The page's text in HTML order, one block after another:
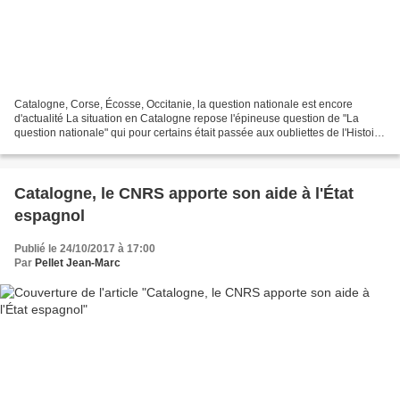
Catalogne, Corse, Écosse, Occitanie, la question nationale est encore
d'actualité La situation en Catalogne repose l'épineuse question de "La
question nationale" qui pour certains était passée aux oubliettes de l'Histoire
Catalogne, le CNRS apporte son aide à l'État
espagnol
Publié le 24/10/2017 à 17:00
Par Pellet Jean-Marc